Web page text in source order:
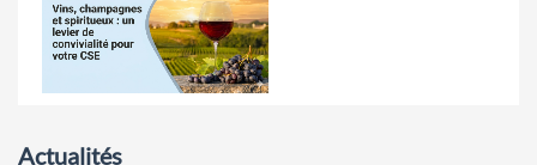
Actualités